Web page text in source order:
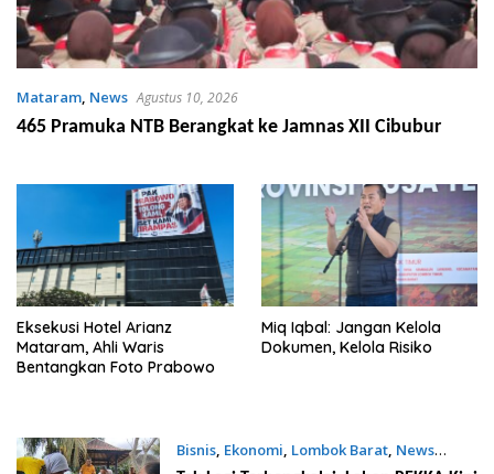
Mataram, News Agustus 10, 2026
465 Pramuka NTB Berangkat ke Jamnas XII Cibubur
Eksekusi Hotel Arianz
Mataram, Ahli Waris
Bentangkan Foto Prabowo
Miq Iqbal: Jangan Kelola
Dokumen, Kelola Risiko
Bisnis, Ekonomi, Lombok Barat, News